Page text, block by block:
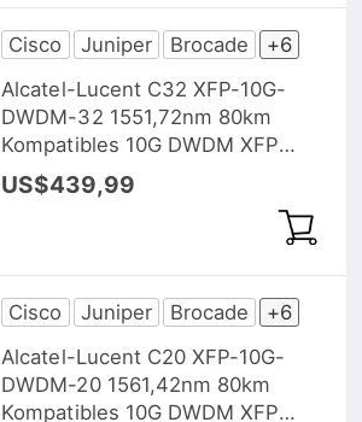
Cisco Juniper Brocade
+6
Alcatel-Lucent C32 XFP-10G-
DWDM-32 1551,72nm 80km
Kompatibles 10G DWDM XFP
Transceiver Modul, DOM
US$439,99
Cisco Juniper Brocade
+6
Alcatel-Lucent C20 XFP-10G-
DWDM-20 1561,42nm 80km
Kompatibles 10G DWDM XFP